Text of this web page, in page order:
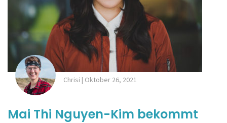
Chrisi | Oktober 26, 2021
Mai Thi Nguyen-Kim bekommt